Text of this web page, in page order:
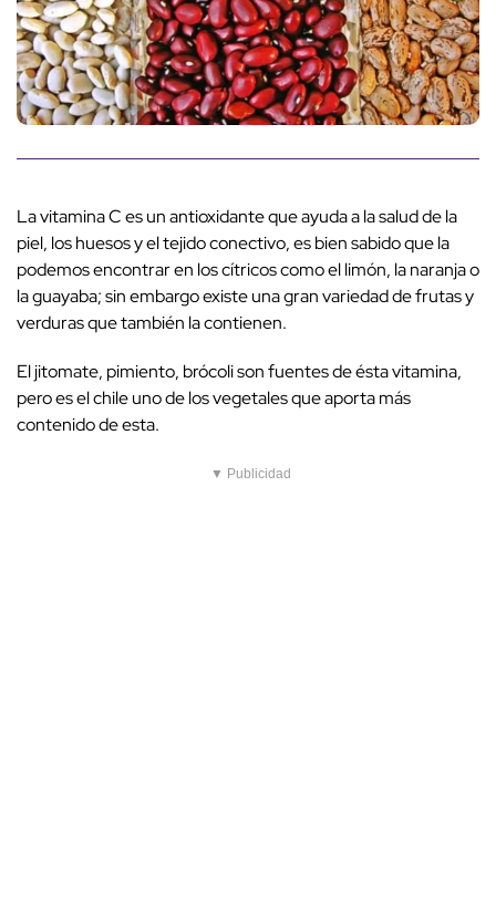
La vitamina C es un antioxidante que ayuda a la salud de la
piel, los huesos y el tejido conectivo, es bien sabido que la
podemos encontrar en los cítricos como el limón, la naranja o
la guayaba; sin embargo existe una gran variedad de frutas y
verduras que también la contienen.
El jitomate, pimiento, brócoli son fuentes de ésta vitamina,
pero es el chile uno de los vegetales que aporta más
contenido de esta.
▼ Publicidad